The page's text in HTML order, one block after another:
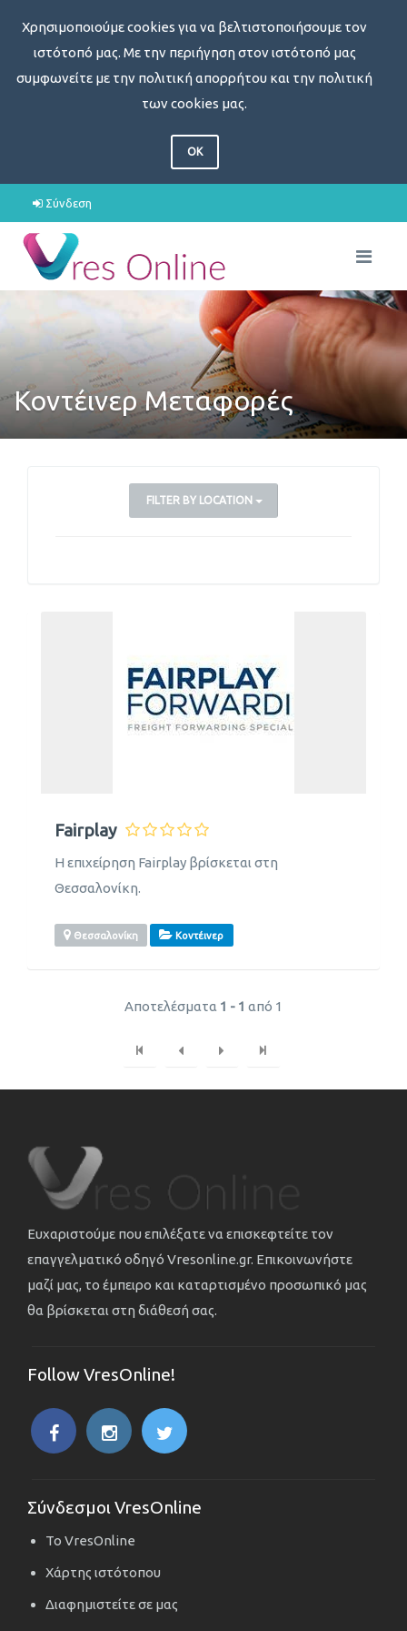
Χρησιμοποιούμε cookies για να βελτιστοποιήσουμε τον
ιστότοπό μας. Με την περιήγηση στον ιστότοπό μας
συμφωνείτε με την πολιτική απορρήτου και την πολιτική
των cookies μας.
OK
Σύνδεση
Κοντέινερ Μεταφορές
FILTER BY LOCATION
Fairplay
Η επιχείρηση Fairplay βρίσκεται στη
Θεσσαλονίκη.
Θεσσαλονίκη Κοντέινερ
Αποτελέσματα 1 - 1 από 1
Ευχαριστούμε που επιλέξατε να επισκεφτείτε τον
επαγγελματικό οδηγό Vresonline.gr. Επικοινωνήστε
μαζί μας, το έμπειρο και καταρτισμένο προσωπικό μας
θα βρίσκεται στη διάθεσή σας.
Follow VresOnline!
Σύνδεσμοι VresOnline
Το VresOnline
Χάρτης ιστότοπου
Διαφημιστείτε σε μας